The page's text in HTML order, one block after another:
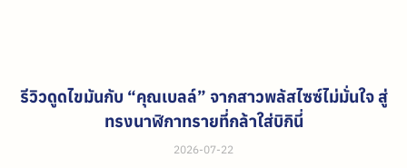
รีวิวดูดไขมันกับ “คุณเบลล์” จากสาวพลัสไซซ์ไม่มั่นใจ สู่
ทรงนาฬิกาทรายที่กล้าใส่บิกินี่
2026-07-22